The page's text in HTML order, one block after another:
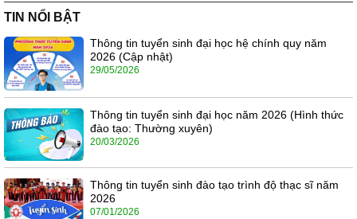
TIN NỔI BẬT
Thông tin tuyển sinh đại học hệ chính quy năm
2026 (Cập nhật)
29/05/2026
Thông tin tuyển sinh đại học năm 2026 (Hình thức
đào tạo: Thường xuyên)
20/03/2026
Thông tin tuyển sinh đào tạo trình độ thạc sĩ năm
2026
07/01/2026